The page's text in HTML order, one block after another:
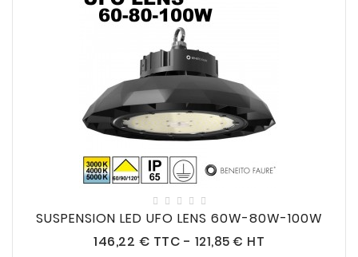
MERCURE
SUSPENSION LED UFO LENS 60W-80W-100W
146,22 € Prix
TTC - 121,85 € HT